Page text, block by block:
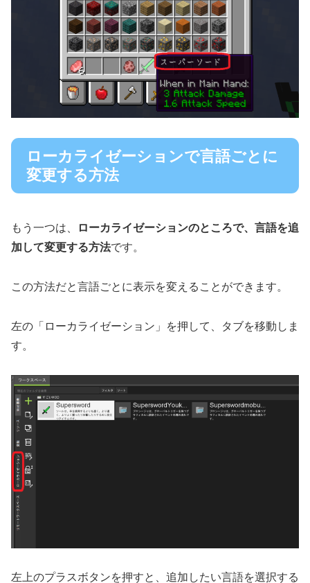
ローカライゼーションで言語ごとに
変更する方法
もう一つは、
ローカライゼーションのところで、言語を追
加して変更する方法です。
この方法だと言語ごとに表示を変えることができます。
左の「ローカライゼーション」を押して、タブを移動しま
す。
左上のプラスボタンを押すと、追加したい言語を選択する